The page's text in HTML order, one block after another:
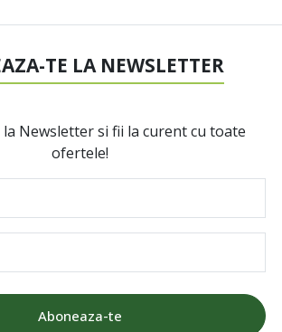
TE LA NEWSLETTER
Newsletter si fii la curent cu toate
ofertele!
Aboneaza-te